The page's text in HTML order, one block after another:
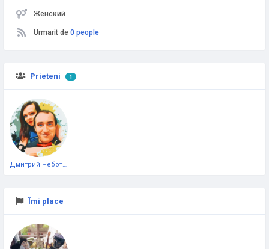
Женский
Urmarit de 0 people
Prieteni 1
Îmi place